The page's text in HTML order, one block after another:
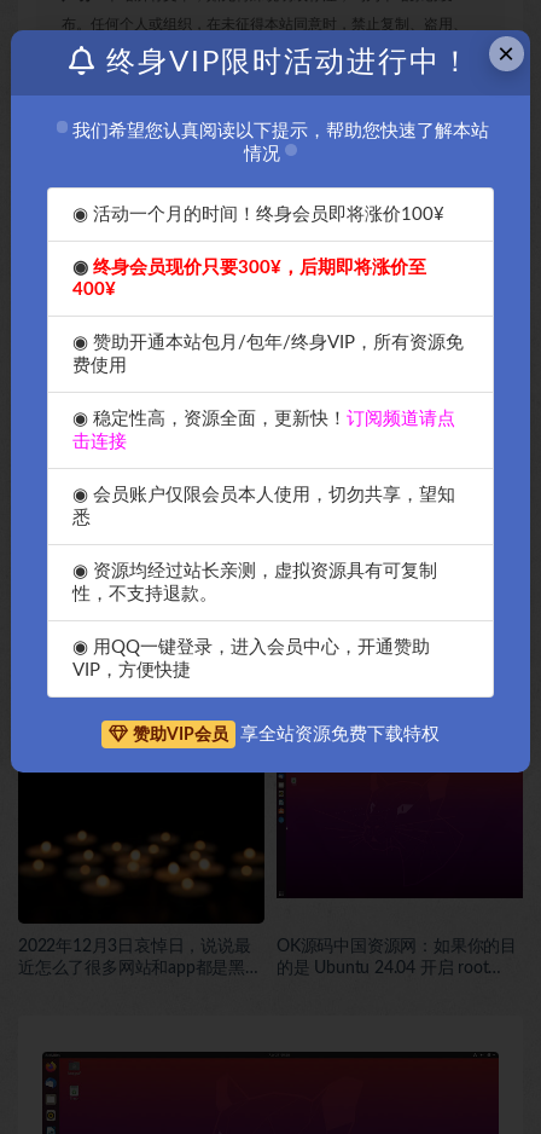
布。任何个人或组织，在未征得本站同意时，禁止复制、盗用、
采集、发布本站内容到任何网站、书籍等各类媒体平台。如若本
收藏 海报 链接
上一篇
2022新版银行营销Thinkphp独立打卡赚钱系统源码公
下一篇
2022年12月6日哀悼日，为什么多家游戏公司和公共娱
乐停止24小时-OK源码中国
相关文章
多家游戏公司和公共娱乐停止24
DedeCMS创始人林学先生(IT柏
国
2022年12月3日哀悼日，说说最
近怎么了很多网站和app都是黑白
OK源码中国资源网：如果你的目
的是 Ubuntu 24.04 开启 root
×
终身VIP限时活动进行中！
我们希望您认真阅读以下提示，帮助您快速了解本站
情况
◉ 活动一个月的时间！终身会员即将涨价100¥
◉终身会员现价只要300¥，后期即将涨价至
400¥
◉ 赞助开通本站包月/包年/终身VIP，所有资源免
费使用
◉ 稳定性高，资源全面，更新快！订阅频道请点
击连接
◉ 会员账户仅限会员本人使用，切勿共享，望知
悉
◉ 资源均经过站长亲测，虚拟资源具有可复制
性，不支持退款。
◉ 用QQ一键登录，进入会员中心，开通赞助
VIP，方便快捷
赞助VIP会员 享全站资源免费下载特权